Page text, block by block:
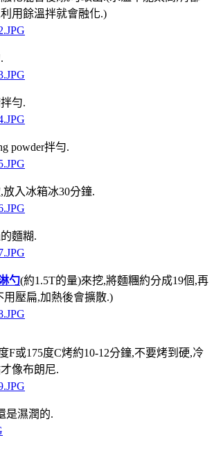
用餘溫拌就會融化.)
勻.
powder拌勻.
入冰箱冰30分鐘.
麵糊.
勺(約1.5T的量)來挖,將麵糰約分成19個,再
用壓扁,加熱後會擴散.)
F或175度C烤約10-12分鐘,不要烤到硬,冷
像布朗尼.
是濕潤的.